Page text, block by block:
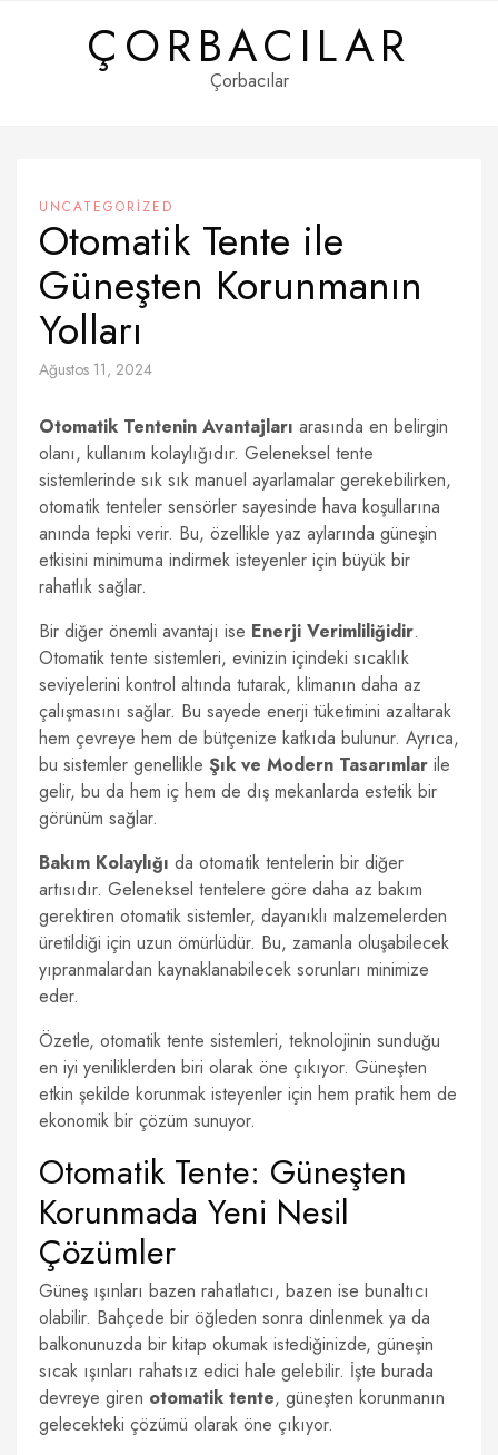
ÇORBACILAR
Çorbacılar
UNCATEGORIZED
Otomatik Tente ile
Güneşten Korunmanın
Yolları
Ağustos 11, 2024
Otomatik Tentenin Avantajları arasında en belirgin
olanı, kullanım kolaylığıdır. Geleneksel tente
sistemlerinde sık sık manuel ayarlamalar gerekebilirken,
otomatik tenteler sensörler sayesinde hava koşullarına
anında tepki verir. Bu, özellikle yaz aylarında güneşin
etkisini minimuma indirmek isteyenler için büyük bir
rahatlık sağlar.
Bir diğer önemli avantajı ise Enerji Verimliliğidir.
Otomatik tente sistemleri, evinizin içindeki sıcaklık
seviyelerini kontrol altında tutarak, klimanın daha az
çalışmasını sağlar. Bu sayede enerji tüketimini azaltarak
hem çevreye hem de bütçenize katkıda bulunur. Ayrıca,
bu sistemler genellikle Şık ve Modern Tasarımlar ile
gelir, bu da hem iç hem de dış mekanlarda estetik bir
görünüm sağlar.
Bakım Kolaylığı da otomatik tentelerin bir diğer
artısıdır. Geleneksel tentelere göre daha az bakım
gerektiren otomatik sistemler, dayanıklı malzemelerden
üretildiği için uzun ömürlüdür. Bu, zamanla oluşabilecek
yıpranmalardan kaynaklanabilecek sorunları minimize
eder.
Özetle, otomatik tente sistemleri, teknolojinin sunduğu
en iyi yeniliklerden biri olarak öne çıkıyor. Güneşten
etkin şekilde korunmak isteyenler için hem pratik hem de
ekonomik bir çözüm sunuyor.
Otomatik Tente: Güneşten
Korunmada Yeni Nesil
Çözümler
Güneş ışınları bazen rahatlatıcı, bazen ise bunaltıcı
olabilir. Bahçede bir öğleden sonra dinlenmek ya da
balkonunuzda bir kitap okumak istediğinizde, güneşin
sıcak ışınları rahatsız edici hale gelebilir. İşte burada
devreye giren otomatik tente, güneşten korunmanın
gelecekteki çözümü olarak öne çıkıyor.